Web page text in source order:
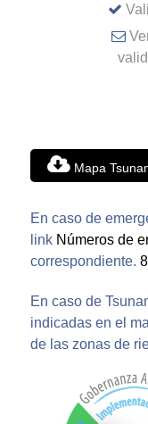
Mapa
En caso de
link Números de
correspondiente.
En caso de
indicadas en el
de las zonas de